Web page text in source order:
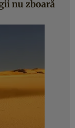
nu zboară